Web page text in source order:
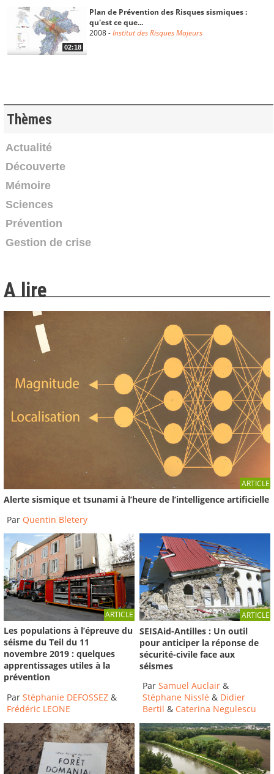
02:18
Plan de Prévention des Risques sismiques :
qu'est ce que...
2008-Institut des Risques Majeurs
01:50
2008-Institut des Risques Majeurs
03:36
Effet de site dans le bassin grenoblois. Qu'est ce
Institut des Risques Majeurs
15 juillet 1996, 2h13, séisme d'Epagny-Annecy.
Magnitude 5.3
Institut des Risques Majeurs
02:10
Les séismes dans les Alpes, une histoire de
tectonique
2008-Institut des Risques Majeurs
Thèmes
Actualité
Découverte
Mémoire
Sciences
Prévention
Gestion de crise
A lire
ARTICLE
Alerte sismique et tsunami à l’heure de l’intelligence artificielle
Par Quentin Bletery
ARTICLE
Les populations à l’épreuve du
séisme du Teil du 11
novembre 2019 : quelques
apprentissages utiles à la
prévention
Par Stéphanie DEFOSSEZ &
Frédéric LEONE
ARTICLE
SEISAid-Antilles : Un outil
pour anticiper la réponse de
sécurité-civile face aux
séismes
ParSamuel Auclair &
Stéphane Nisslé& Didier
Bertil & Caterina Negulescu